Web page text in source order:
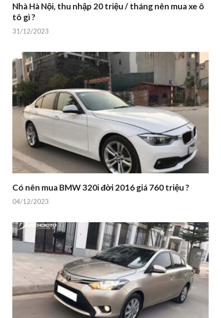
Nhà Hà Nội, thu nhập 20 triệu / tháng nên mua xe ô
tô gì ?
31/12/2023
Có nên mua BMW 320i đời 2016 giá 760 triệu ?
04/12/2023